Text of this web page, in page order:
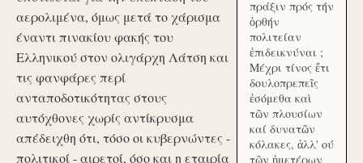
αερολιμένα, όμως μετά το χάρισμα
έναντι πινακίου φακής του
Ελληνικού στον ολιγάρχη Λάτση και
τις φανφάρες περί
ανταποδοτικότητας στους
αυτόχθονες χωρίς αντίκρυσμα
απέδειχθη ότι, τόσο οι κυβερνώντες -
πολιτικοί - αιρετοί, όσο και η εταιρία
πράξιν πρός τήν
ὀρθήν
πολιτείαν
ἐπιδεικνύναι ;
Μέχρι τίνος ἔτι
δουλοπρεπεῖς
ἐσόμεθα καὶ
τῶν πλουσίων
καί δυνατῶν
κόλακες, ἀλλ' ού
τῶν ἡμετέρων